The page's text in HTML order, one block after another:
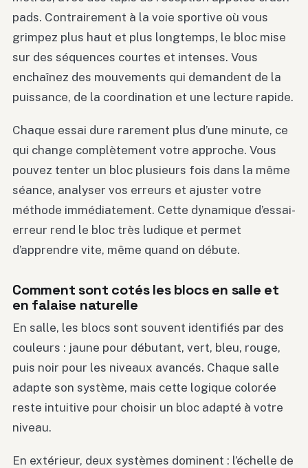
pads. Contrairement à la voie sportive où vous
grimpez plus haut et plus longtemps, le bloc mise
sur des séquences courtes et intenses. Vous
enchaînez des mouvements qui demandent de la
puissance, de la coordination et une lecture rapide.
Chaque essai dure rarement plus d’une minute, ce
qui change complètement votre approche. Vous
pouvez tenter un bloc plusieurs fois dans la même
séance, analyser vos erreurs et ajuster votre
méthode immédiatement. Cette dynamique d’essai-
erreur rend le bloc très ludique et permet
d’apprendre vite, même quand on débute.
Comment sont cotés les blocs en salle et
en falaise naturelle
En salle, les blocs sont souvent identifiés par des
couleurs : jaune pour débutant, vert, bleu, rouge,
puis noir pour les niveaux avancés. Chaque salle
adapte son système, mais cette logique colorée
reste intuitive pour choisir un bloc adapté à votre
niveau.
En extérieur, deux systèmes dominent : l’échelle de